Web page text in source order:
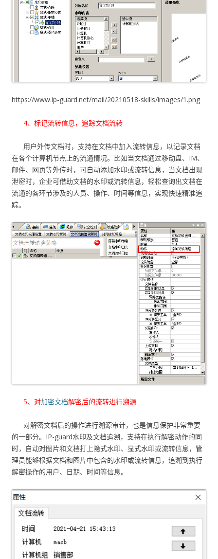
https://www.ip-guard.net/mail/20210518-skills/images/1.png
4、标记流转信息，追踪文档流转
用户外传文档时，支持在文档中加入流转信息，以记录文档
在各个计算机节点上的流通情况。比如当文档通过移动盘、IM、
邮件、网页等外传时，可自动添加水印或流转信息，当文档出现
泄密时，企业可借助文档的水印或流转信息，轻松查询出文档在
流通的各环节涉及的人员、操作、时间等信息，实现快速精准追
踪。
5、对加密文档解密后的流转进行溯源
对解密文档后的操作进行溯源审计，也是信息保护非常重要
的一部分。IP-guard水印及文档追溯，支持在执行解密动作的同
时，自动对图片和文档打上隐式水印、显式水印或流转信息，管
理员能够根据文档和图片中包含的水印或流转信息，追溯到执行
解密操作的用户、日期、时间等信息。